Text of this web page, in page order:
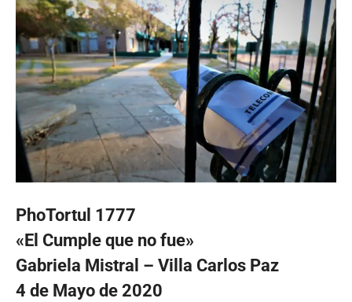
PhoTortul 1777
«El Cumple que no fue»
Gabriela Mistral – Villa Carlos Paz
4 de Mayo de 2020